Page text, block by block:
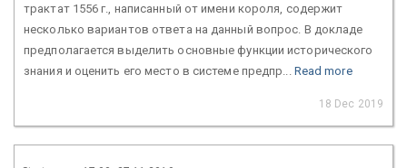
трактат 1556 г., написанный от имени короля, содержит
несколько вариантов ответа на данный вопрос. В докладе
предполагается выделить основные функции исторического
знания и оценить его место в системе предпр... Read more
18 Dec 2019